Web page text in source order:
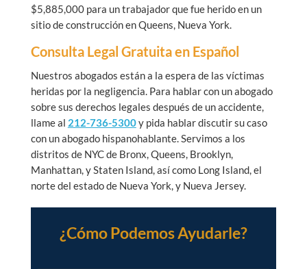
$5,885,000 para un trabajador que fue herido en un
sitio de construcción en Queens, Nueva York.
Consulta Legal Gratuita en Español
Nuestros abogados están a la espera de las víctimas
heridas por la negligencia. Para hablar con un abogado
sobre sus derechos legales después de un accidente,
llame al 212-736-5300y pida hablar discutir su caso
con un abogado hispanohablante. Servimos a los
distritos de NYC de Bronx, Queens, Brooklyn,
Manhattan, y Staten Island, así como Long Island, el
norte del estado de Nueva York, y Nueva Jersey.
¿Cómo Podemos Ayudarle?